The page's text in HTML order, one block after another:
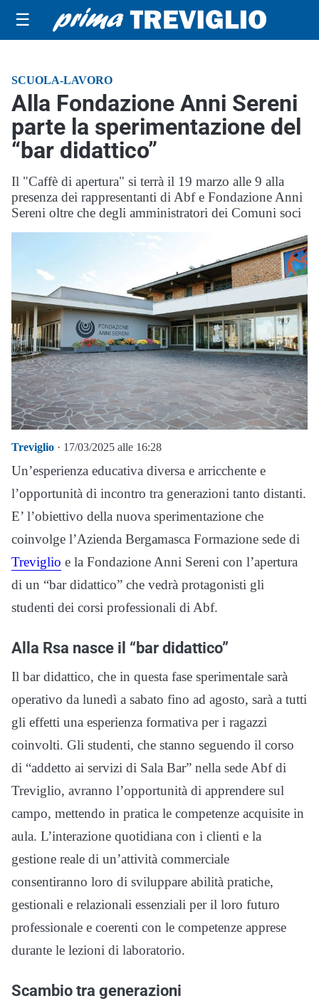
☰
SCUOLA-LAVORO
Alla Fondazione Anni Sereni
parte la sperimentazione del
“bar didattico”
Il "Caffè di apertura" si terrà il 19 marzo alle 9 alla
presenza dei rappresentanti di Abf e Fondazione Anni
Sereni oltre che degli amministratori dei Comuni soci
Treviglio · 17/03/2025 alle 16:28
Un’esperienza educativa diversa e arricchente e
l’opportunità di incontro tra generazioni tanto distanti.
E’ l’obiettivo della nuova sperimentazione che
coinvolge l’Azienda Bergamasca Formazione sede di
Treviglio e la Fondazione Anni Sereni con l’apertura
di un “bar didattico” che vedrà protagonisti gli
studenti dei corsi professionali di Abf.
Alla Rsa nasce il “bar didattico”
Il bar didattico, che in questa fase sperimentale sarà
operativo da lunedì a sabato fino ad agosto, sarà a tutti
gli effetti una esperienza formativa per i ragazzi
coinvolti. Gli studenti, che stanno seguendo il corso
di “addetto ai servizi di Sala Bar” nella sede Abf di
Treviglio, avranno l’opportunità di apprendere sul
campo, mettendo in pratica le competenze acquisite in
aula. L’interazione quotidiana con i clienti e la
gestione reale di un’attività commerciale
consentiranno loro di sviluppare abilità pratiche,
gestionali e relazionali essenziali per il loro futuro
professionale e coerenti con le competenze apprese
durante le lezioni di laboratorio.
Scambio tra generazioni